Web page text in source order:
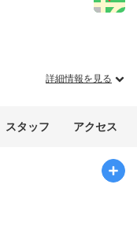
詳細情報を見る
スタッフ アクセス